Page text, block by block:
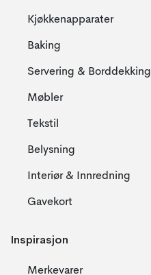
Kjøkkenapparater
Baking
Servering & Borddekking
Møbler
Tekstil
Belysning
Interiør & Innredning
Gavekort
Inspirasjon
Merkevarer